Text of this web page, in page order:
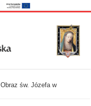
Obraz św. Józefa w